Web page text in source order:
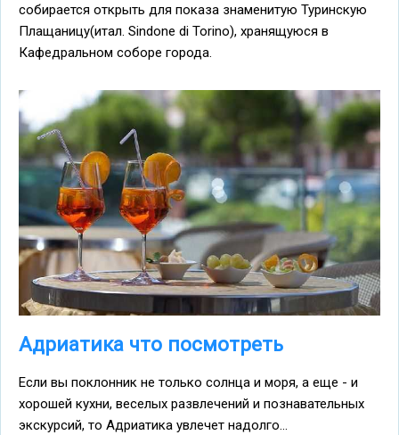
собирается открыть для показа знаменитую Туринскую
Плащаницу(итал. Sindone di Torino), хранящуюся в
Кафедральном соборе города.
Адриатика что посмотреть
Если вы поклонник не только солнца и моря, а еще - и
хорошей кухни, веселых развлечений и познавательных
экскурсий, то Адриатика увлечет надолго...